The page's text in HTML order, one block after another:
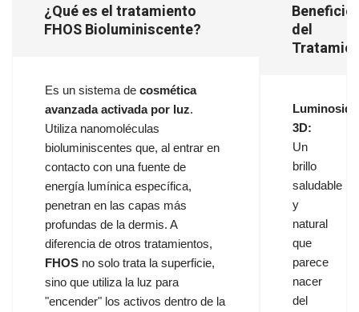
¿Qué es el tratamiento
FHOS Bioluminiscente?
Es un sistema de cosmética
avanzada activada por luz.
Utiliza nanomoléculas
bioluminiscentes que, al entrar en
contacto con una fuente de
energía lumínica específica,
penetran en las capas más
profundas de la dermis. A
diferencia de otros tratamientos,
FHOS no solo trata la superficie,
sino que utiliza la luz para
"encender" los activos dentro de la
del
3D:
Un
brillo
saludable
y
natural
que
parece
nacer
del